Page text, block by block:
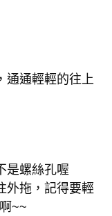
通通輕輕的往上
是螺絲孔喔
外拖，記得要輕
~~